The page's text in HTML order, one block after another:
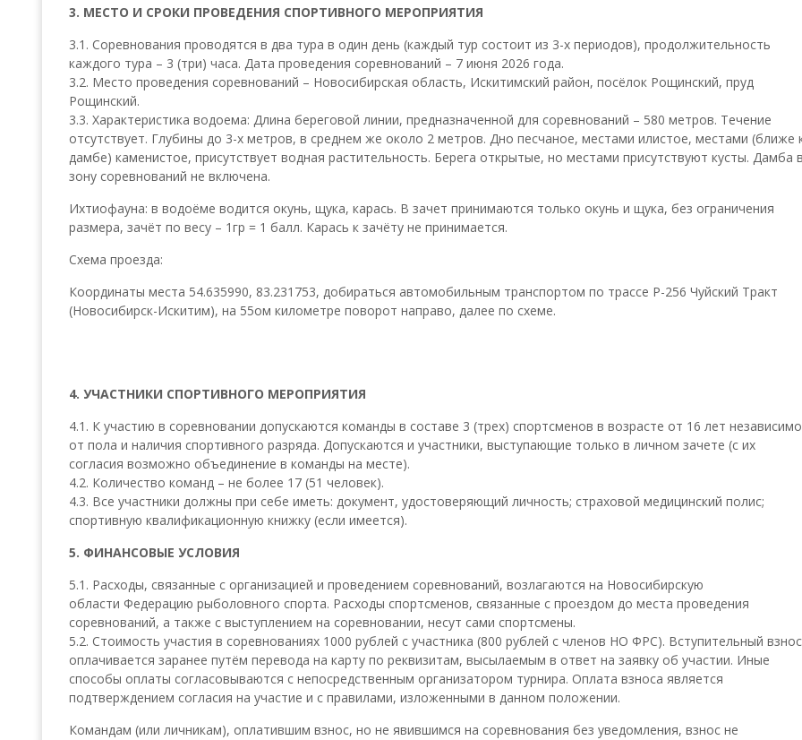
3. МЕСТО И СРОКИ ПРОВЕДЕНИЯ СПОРТИВНОГО МЕРОПРИЯТИЯ
3.1. Соревнования проводятся в два тура в один день (каждый тур состоит из 3-х периодов), продолжительность
каждого тура – 3 (три) часа. Дата проведения соревнований – 7 июня 2026 года.
3.2. Место проведения соревнований – Новосибирская область, Искитимский район, посёлок Рощинский, пруд
Рощинский.
3.3. Характеристика водоема: Длина береговой линии, предназначенной для соревнований – 580 метров. Течение
отсутствует. Глубины до 3-х метров, в среднем же около 2 метров. Дно песчаное, местами илистое, местами (ближе
дамбе) каменистое, присутствует водная растительность. Берега открытые, но местами присутствуют кусты. Дамба
зону соревнований не включена.
Ихтиофауна: в водоёме водится окунь, щука, карась. В зачет принимаются только окунь и щука, без ограничения
размера, зачёт по весу – 1гр = 1 балл. Карась к зачёту не принимается.
Схема проезда:
Координаты места 54.635990, 83.231753, добираться автомобильным транспортом по трассе Р-256 Чуйский Тракт
(Новосибирск-Искитим), на 55ом километре поворот направо, далее по схеме.
4. УЧАСТНИКИ СПОРТИВНОГО МЕРОПРИЯТИЯ
4.1. К участию в соревновании допускаются команды в составе 3 (трех) спортсменов в возрасте от 16 лет независимо
от пола и наличия спортивного разряда. Допускаются и участники, выступающие только в личном зачете (с их
согласия возможно объединение в команды на месте).
4.2. Количество команд – не более 17 (51 человек).
4.3. Все участники должны при себе иметь: документ, удостоверяющий личность; страховой медицинский полис;
спортивную квалификационную книжку (если имеется).
5. ФИНАНСОВЫЕ УСЛОВИЯ
5.1. Расходы, связанные с организацией и проведением соревнований, возлагаются на Новосибирскую
области Федерацию рыболовного спорта. Расходы спортсменов, связанные с проездом до места проведения
соревнований, а также с выступлением на соревновании, несут сами спортсмены.
5.2. Стоимость участия в соревнованиях 1000 рублей с участника (800 рублей с членов НО ФРС). Вступительный взнос
оплачивается заранее путём перевода на карту по реквизитам, высылаемым в ответ на заявку об участии. Иные
способы оплаты согласовываются с непосредственным организатором турнира. Оплата взноса является
подтверждением согласия на участие и с правилами, изложенными в данном положении.
Командам (или личникам), оплатившим взнос, но не явившимся на соревнования без уведомления, взнос не